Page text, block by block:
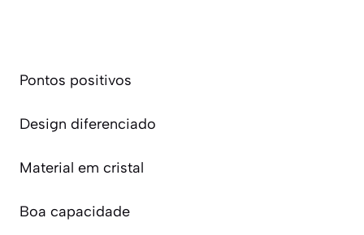
Pontos positivos
Design diferenciado
Material em cristal
Boa capacidade